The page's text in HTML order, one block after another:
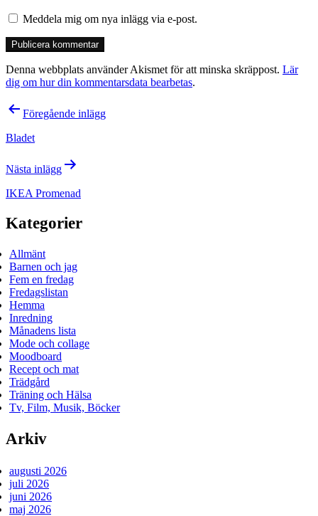
Meddela mig om nya inlägg via e-post.
Denna webbplats använder Akismet för att minska skräppost. Lär
dig om hur din kommentarsdata bearbetas.
Inläggsnavigering
Föregående inlägg
Bladet
Nästa inlägg
IKEA Promenad
Kategorier
Allmänt
Barnen och jag
Fem en fredag
Fredagslistan
Hemma
Inredning
Månadens lista
Mode och collage
Moodboard
Recept och mat
Trädgård
Träning och Hälsa
Tv, Film, Musik, Böcker
Arkiv
augusti 2026
juli 2026
juni 2026
maj 2026